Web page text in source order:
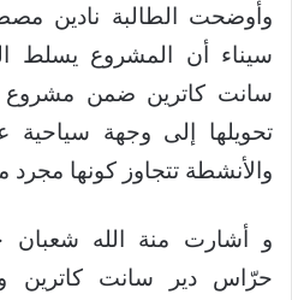
وأوضحت الطالبة نادين
سيناء أن المشروع يسلط
سانت كاترين ضمن مشروع
تحويلها إلى وجهة سياحية
والأنشطة تتجاوز كونها
و أشارت منة الله شعبان
حرّاس دير سانت كاترين